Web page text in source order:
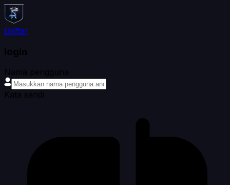
Daftar
login
Nama pengguna
Kata sandi